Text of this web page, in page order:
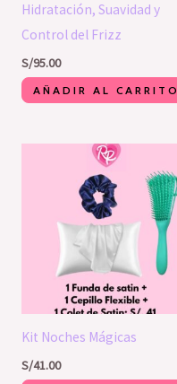
Hidratación, Suavidad y
Control del Frizz
S/95.00
AÑADIR AL CARRITO
Kit Noches Mágicas
S/41.00